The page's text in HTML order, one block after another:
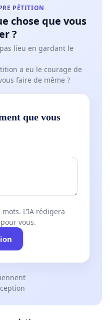
PÉTITION
chose que vous
?
lieu en gardant le
a eu le courage de
faire de même ?
que vous
L’IA rédigera
vous.